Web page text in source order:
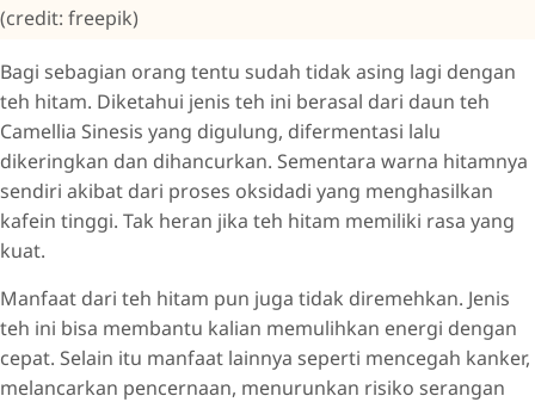
(credit: freepik)
Bagi sebagian orang tentu sudah tidak asing lagi dengan
teh hitam. Diketahui jenis teh ini berasal dari daun teh
Camellia Sinesis yang digulung, difermentasi lalu
dikeringkan dan dihancurkan. Sementara warna hitamnya
sendiri akibat dari proses oksidadi yang menghasilkan
kafein tinggi. Tak heran jika teh hitam memiliki rasa yang
kuat.
Manfaat dari teh hitam pun juga tidak diremehkan. Jenis
teh ini bisa membantu kalian memulihkan energi dengan
cepat. Selain itu manfaat lainnya seperti mencegah kanker,
melancarkan pencernaan, menurunkan risiko serangan